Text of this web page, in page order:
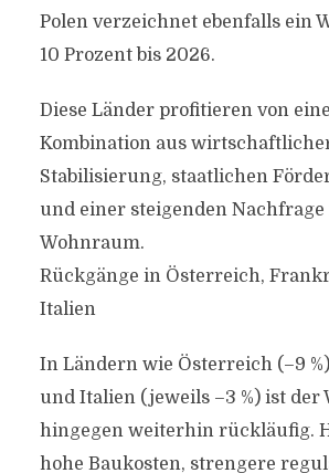
Polen verzeichnet ebenfalls ein
10 Prozent bis 2026.
Diese Länder profitieren von
Kombination aus
Stabilisierung, staatlichen
und einer steigenden Nachfrage
Wohnraum.
Rückgänge in Österreich,
Italien
In Ländern wie Österreich (–9
und Italien (jeweils –3 %) ist der
hingegen weiterhin rückläufig.
hohe Baukosten, strengere